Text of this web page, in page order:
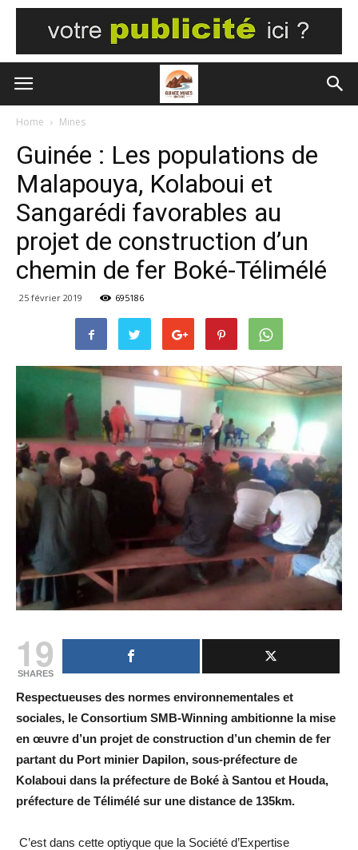
Home Mines
Guinée : Les populations de
Malapouya, Kolaboui et
Sangarédi favorables au
projet de construction d’un
chemin de fer Boké-Télimélé
25 février 2019 695186
19
SHARES
Respectueuses des normes environnementales et
sociales, le Consortium SMB-Winning ambitionne la mise
en œuvre d’un projet de construction d’un chemin de fer
partant du Port minier Dapilon, sous-préfecture de
Kolaboui dans la préfecture de Boké à Santou et Houda,
préfecture de Télimélé sur une distance de 135km.
C’est dans cette optiyque que la Société d’Expertise